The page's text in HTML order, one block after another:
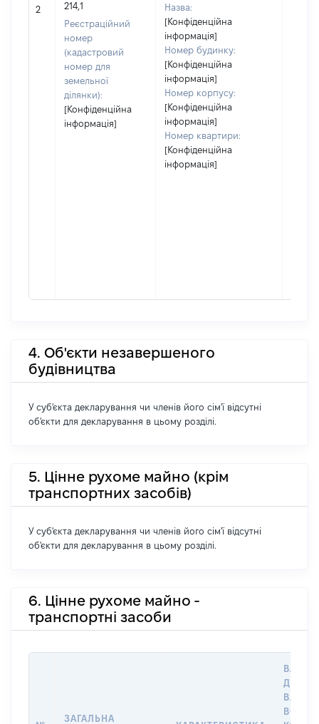
2
214,1
Реєстраційний
номер
(кадастровий
номер для
земельної
ділянки):
[Конфіденційна
інформація]
Назва:
[Конфіденційна
інформація]
Номер будинку:
[Конфіденційна
інформація]
Номер корпусу:
[Конфіденційна
інформація]
Номер квартири:
[Конфіденційна
інформація]
4. Об'єкти незавершеного
будівництва
У суб'єкта декларування чи членів його сім'ї відсутні
об'єкти для декларування в цьому розділі.
5. Цінне рухоме майно (крім
транспортних засобів)
У суб'єкта декларування чи членів його сім'ї відсутні
об'єкти для декларування в цьому розділі.
6. Цінне рухоме майно -
транспортні засоби
ЗАГАЛЬНА
ДАТУ